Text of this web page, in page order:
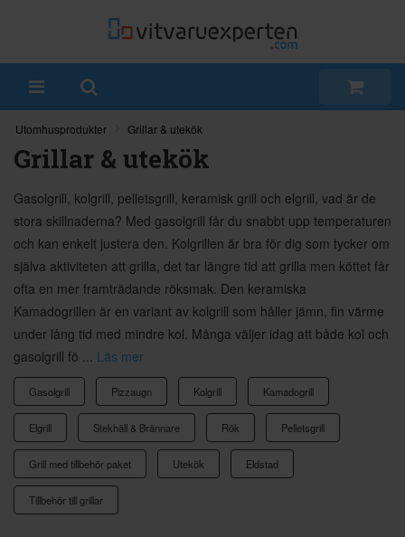
Utomhusprodukter Grillar & utekök
Grillar & utekök
Gasolgrill, kolgrill, pelletsgrill, keramisk grill och elgrill, vad är de
stora skillnaderna? Med gasolgrill får du snabbt upp temperaturen
och kan enkelt justera den. Kolgrillen är bra för dig som tycker om
själva aktiviteten att grilla, det tar längre tid att grilla men köttet får
ofta en mer framträdande röksmak. Den keramiska
Kamadogrillen är en variant av kolgrill som håller jämn, fin värme
under lång tid med mindre kol. Många väljer idag att både kol och
gasolgrill fö ... Läs mer
Gasolgrill Pizzaugn Kolgrill Kamadogrill
Elgrill Stekhäll & Brännare Rök Pelletsgrill
Grill med tillbehör paket Utekök Eldstad
Tillbehör till grillar